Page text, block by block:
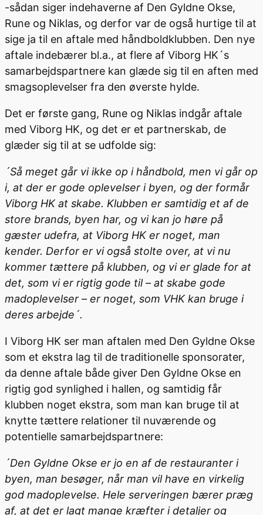
-sådan siger indehaverne af Den Gyldne Okse,
Rune og Niklas, og derfor var de også hurtige til at
sige ja til en aftale med håndboldklubben. Den nye
aftale indebærer bl.a., at flere af Viborg HK´s
samarbejdspartnere kan glæde sig til en aften med
smagsoplevelser fra den øverste hylde.
Det er første gang, Rune og Niklas indgår aftale
med Viborg HK, og det er et partnerskab, de
glæder sig til at se udfolde sig:
´Så meget går vi ikke op i håndbold, men vi går op
i, at der er gode oplevelser i byen, og der formår
Viborg HK at skabe. Klubben er samtidig et af de
store brands, byen har, og vi kan jo høre på
gæster udefra, at Viborg HK er noget, man
kender. Derfor er vi også stolte over, at vi nu
kommer tættere på klubben, og vi er glade for at
det, som vi er rigtig gode til – at skabe gode
madoplevelser – er noget, som VHK kan bruge i
deres arbejde´.
I Viborg HK ser man aftalen med Den Gyldne Okse
som et ekstra lag til de traditionelle sponsorater,
da denne aftale både giver Den Gyldne Okse en
rigtig god synlighed i hallen, og samtidig får
klubben noget ekstra, som man kan bruge til at
knytte tættere relationer til nuværende og
potentielle samarbejdspartnere:
´Den Gyldne Okse er jo en af de restauranter i
byen, man besøger, når man vil have en virkelig
god madoplevelse. Hele serveringen bærer præg
af, at det er lagt mange kræfter i detaljer og